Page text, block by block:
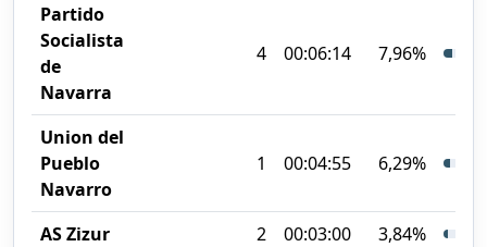
Partido
Socialista
de
Navarra
4 00:06:14 7,96%
Union del
Pueblo
Navarro
1 00:04:55 6,29%
AS Zizur 2 00:03:00
3,84%